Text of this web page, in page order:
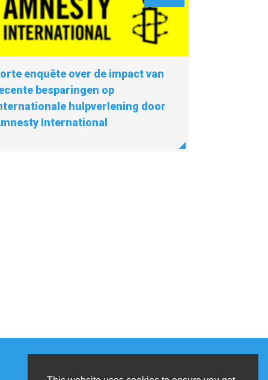
enquête over de impact van
besparingen op
hulpverlening door
International